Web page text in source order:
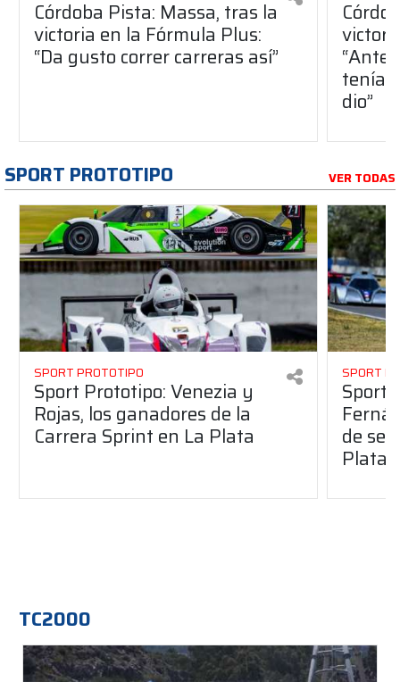
Córdoba Pista: Massa, tras la
victoria en la Fórmula Plus:
“Da gusto correr carreras así”
dio”
SPORT PROTOTIPO VER TODAS
SPORT PROTOTIPO
Sport Prototipo: Venezia y
Rojas, los ganadores de la
Carrera Sprint en La Plata
SPORT
Sport
de
Plata
TC2000